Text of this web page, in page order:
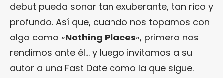
debut pueda sonar tan exuberante, tan rico y
profundo. Así que, cuando nos topamos con
algo como «Nothing Places«, primero nos
rendimos ante él… y luego invitamos a su
autor a una Fast Date como la que sigue.